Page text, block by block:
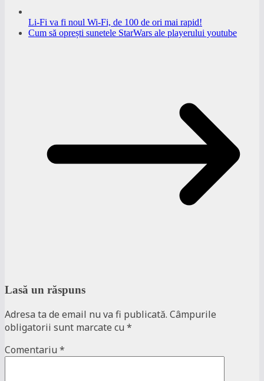
Li-Fi va fi noul Wi-Fi, de 100 de ori mai rapid!
Cum să oprești sunetele StarWars ale playerului youtube
Lasă un răspuns
Adresa ta de email nu va fi publicată. Câmpurile
obligatorii sunt marcate cu *
Comentariu *